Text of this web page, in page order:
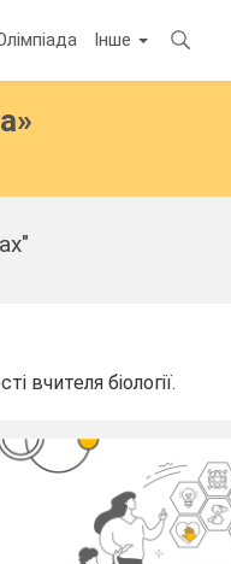
Інше
вчителя біології.